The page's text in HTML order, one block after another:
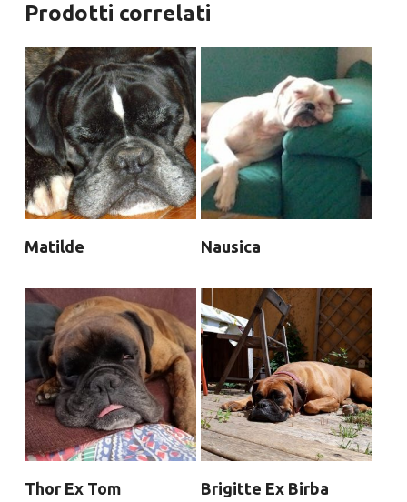
Prodotti correlati
Matilde Nausica
Thor Ex Tom Brigitte Ex Birba